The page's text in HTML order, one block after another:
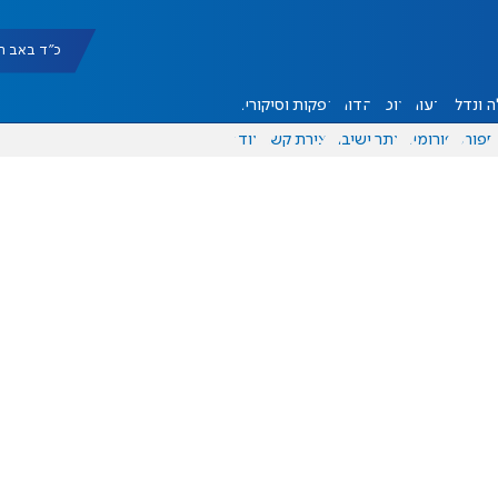
כ"ד באב תשפ"ו
ונדל"ן דעות אוכל יהדות הפקות וסיקורים
ספורט פורומים אתר ישיבה יצירת קשר עוד